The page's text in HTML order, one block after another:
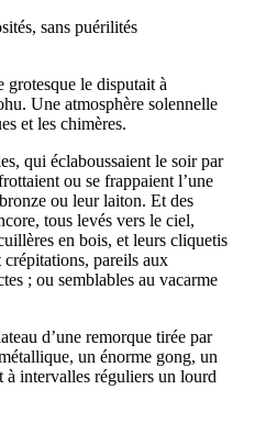
sans puérilités
le disputait à
Une atmosphère solennelle
et les chimères.
qui éclaboussaient le soir par
ou se frappaient l’une
ou leur laiton. Et des
tous levés vers le ciel,
en bois, et leurs cliquetis
pareils aux
; ou semblables au vacarme
d’une remorque tirée par
un énorme gong, un
à intervalles réguliers un lourd